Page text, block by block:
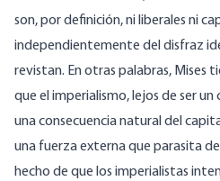
son, por definición, ni liberales ni
independientemente del disfraz
revistan. En otras palabras, Mises
que el imperialismo, lejos de ser
una consecuencia natural del
una fuerza externa que parasita de
hecho de que los imperialistas